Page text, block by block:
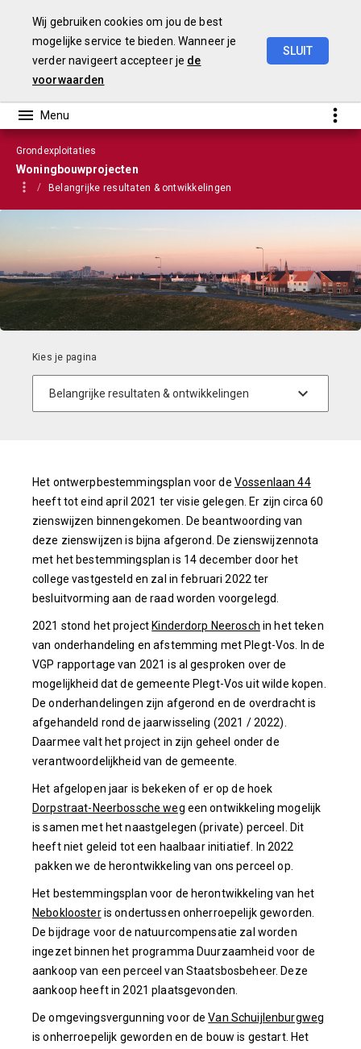
Wij gebruiken cookies om jou de best
mogelijke service te bieden. Wanneer je
verder navigeert accepteer je de
voorwaarden
SLUIT
Grondexploitaties
Woningbouwprojecten
Belangrijke resultaten & ontwikkelingen
Het ontwerpbestemmingsplan voor de Vossenlaan 44
heeft tot eind april 2021 ter visie gelegen. Er zijn circa 60
zienswijzen binnengekomen. De beantwoording van
deze zienswijzen is bijna afgerond. De zienswijzennota
met het bestemmingsplan is 14 december door het
college vastgesteld en zal in februari 2022 ter
besluitvorming aan de raad worden voorgelegd.
2021 stond het project Kinderdorp Neerosch in het teken
van onderhandeling en afstemming met Plegt-Vos. In de
VGP rapportage van 2021 is al gesproken over de
mogelijkheid dat de gemeente Plegt-Vos uit wilde kopen.
De onderhandelingen zijn afgerond en de overdracht is
afgehandeld rond de jaarwisseling (2021 / 2022).
Daarmee valt het project in zijn geheel onder de
verantwoordelijkheid van de gemeente.
Het afgelopen jaar is bekeken of er op de hoek
Dorpstraat-Neerbossche weg een ontwikkeling mogelijk
is samen met het naastgelegen (private) perceel. Dit
heeft niet geleid tot een haalbaar initiatief. In 2022
pakken we de herontwikkeling van ons perceel op.
Het bestemmingsplan voor de herontwikkeling van het
Neboklooster is ondertussen onherroepelijk geworden.
De bijdrage voor de natuurcompensatie zal worden
ingezet binnen het programma Duurzaamheid voor de
aankoop van een perceel van Staatsbosbeheer. Deze
aankoop heeft in 2021 plaatsgevonden.
De omgevingsvergunning voor deVan Schuijlenburgweg
is onherroepelijk geworden en de bouw is gestart. Het